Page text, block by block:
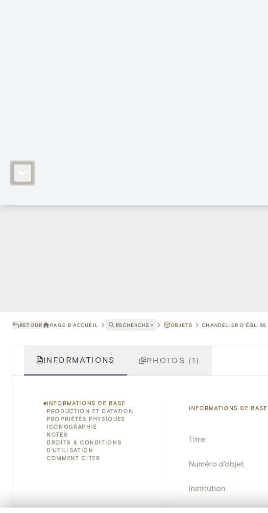
RETOUR PAGE D'ACCUEIL RECHERCHE ˅ OBJETS CHANDELIER
INFORMATIONS PHOTOS (1)
INFORMATIONS DE BASE
PRODUCTION ET DATATION
PROPRIÉTÉS PHYSIQUES
ICONOGRAPHIE
NOTES
DROITS & CONDITIONS
D'UTILISATION
COMMENT CITER
INFORMATIONS DE BASE
Titre
Numéro d'objet
Institution